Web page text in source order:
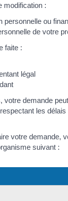
modification :
personnelle ou
de votre
faite :
légal
votre demande
les
votre demande,
suivant :